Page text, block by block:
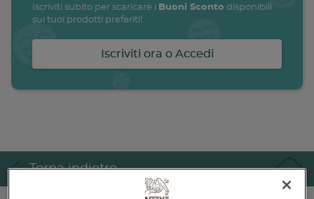
Ricette
Primi piatti
Piatti unici
Buoni sconto
Iscriviti subito per scaricare i Buoni Sconto disponibili
sui tuoi prodotti preferiti!
Iscriviti ora o Accedi
Torna indietro